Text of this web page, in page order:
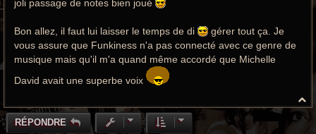
joli passage de notes bien joué
Bon allez, il faut lui laisser le temps de di
gérer tout ça. Je
vous assure que Funkiness n'a pas connecté avec ce genre de
musique mais qu'il m'a quand même accordé que Michelle
David avait une superbe voix
a
RÉPONDRE